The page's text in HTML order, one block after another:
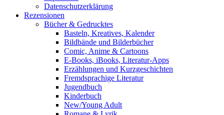
Datenschutzerklärung
Rezensionen
Bücher & Gedrucktes
Basteln, Kreatives, Kalender
Bildbände und Bilderbücher
Comic, Anime & Cartoons
E-Books, iBooks, Literatur-Apps
Erzählungen und Kurzgeschichten
Fremdsprachige Literatur
Jugendbuch
Kinderbuch
New/Young Adult